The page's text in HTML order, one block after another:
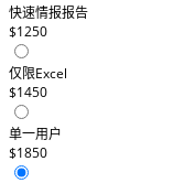
快速情报报告
$1250
仅限Excel
$1450
单一用户
$1850